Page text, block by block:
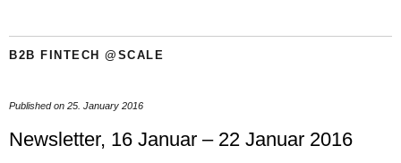
B2B FINTECH @SCALE
Published on 25. January 2016
Newsletter, 16 Januar – 22 Januar 2016